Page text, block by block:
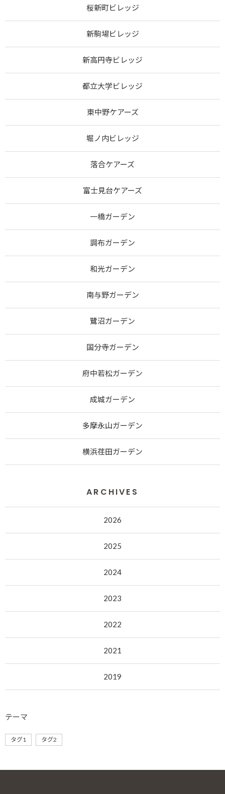
桜新町ビレッジ
新駒場ビレッジ
新高円寺ビレッジ
都立大学ビレッジ
東中野ケアーズ
堀ノ内ビレッジ
落合ケアーズ
富士見台ケアーズ
一橋ガーデン
調布ガーデン
和光ガーデン
南与野ガーデン
鷺沼ガーデン
国分寺ガーデン
府中若松ガーデン
成城ガーデン
多摩永山ガーデン
横浜荏田ガーデン
ARCHIVES
2026
2025
2024
2023
2022
2021
2019
テーマ
タグ1 タグ2